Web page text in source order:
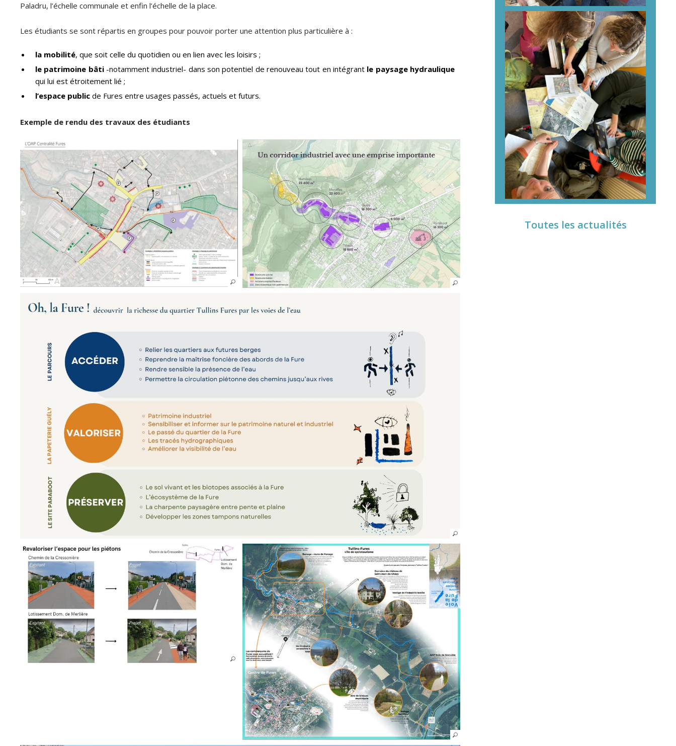
Paladru, l’échelle communale et enfin l’échelle de la place.
Les étudiants se sont répartis en groupes pour pouvoir porter une attention plus particulière à :
la mobilité, que soit celle du quotidien ou en lien avec les loisirs ;
le patrimoine bâti-notamment industriel- dans son potentiel de renouveau tout en intégrant le paysage hydraulique
qui lui est étroitement lié ;
l’espace public de Fures entre usages passés, actuels et futurs.
Exemple de rendu des travaux des étudiants
Toutes les actualités